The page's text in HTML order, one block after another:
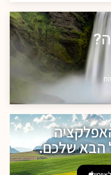
הבא שלכם.